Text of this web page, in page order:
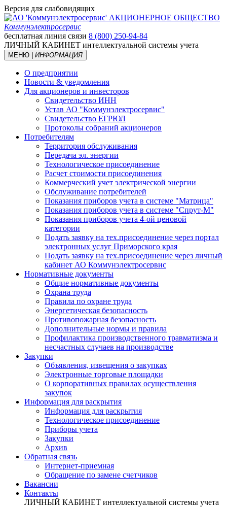
Версия для слабовидящих
АКЦИОНЕРНОЕ ОБЩЕСТВО
Коммунэлектросервис
бесплатная линия связи 8 (800) 250-94-84
ЛИЧНЫЙ КАБИНЕТ интеллектуальной системы учета
МЕНЮ | ИНФОРМАЦИЯ
О предприятии
Новости & уведомления
Для акционеров и инвесторов
Свидетельство ИНН
Устав АО "Коммунэлектросервис"
Свидетельство ЕГРЮЛ
Протоколы собраний акционеров
Потребителям
Территория обслуживания
Передача эл. энергии
Технологическое присоединение
Расчет стоимости присоединения
Коммерческий учет электрической энергии
Обслуживание потребителей
Показания приборов учета в системе "Матрица"
Показания приборов учета в системе "Спрут-М"
Показания приборов учета 4-ой ценовой
категории
Подать заявку на тех.присоединение через портал
электронных услуг Приморского края
Подать заявку на тех.присоединение через личный
кабинет АО Коммунэлектросервис
Нормативные документы
Общие нормативные документы
Охрана труда
Правила по охране труда
Энергетическая безопасность
Противопожарная безопасность
Дополнительные нормы и правила
Профилактика производственного травматизма и
несчастных случаев на производстве
Закупки
Объявления, извещения о закупках
Электронные торговые площадки
О корпоративных правилах осуществления
закупок
Информация для раскрытия
Информация для раскрытия
Технологическое присоединение
Приборы учета
Закупки
Архив
Обратная связь
Интернет-приемная
Обращение по замене счетчиков
Вакансии
Контакты
ЛИЧНЫЙ КАБИНЕТ интеллектуальной системы учета